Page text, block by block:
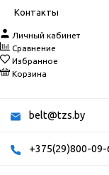
Контакты
Личный кабинет
Сравнение
Избранное
Корзина
belt@tzs.by
+375(29)800-09-